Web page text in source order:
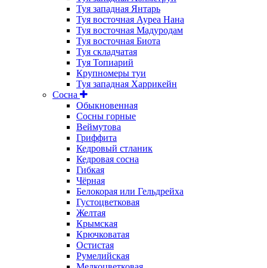
Туя западная Янтарь
Туя восточная Ауреа Нана
Туя восточная Мадуродам
Туя восточная Биота
Туя складчатая
Туя Топиарий
Крупномеры туи
Туя западная Харрикейн
Сосна
Обыкновенная
Сосны горные
Веймутова
Гриффита
Кедровый стланик
Кедровая сосна
Гибкая
Чёрная
Белокорая или Гельдрейха
Густоцветковая
Желтая
Крымская
Крючковатая
Остистая
Румелийская